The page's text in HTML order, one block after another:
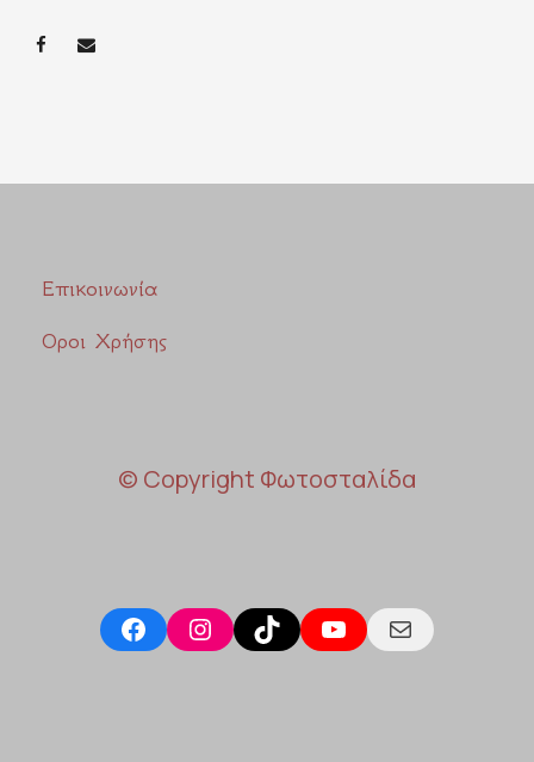
Επικοινωνία
Οροι Χρήσης
© Copyright Φωτοσταλίδα
Facebook Instagram TikTok YouTube